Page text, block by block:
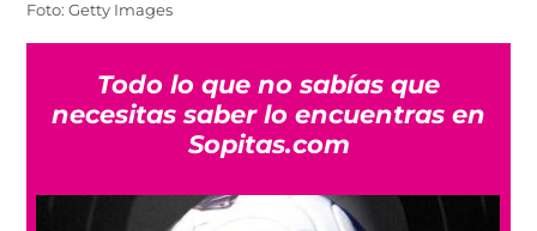
Foto: Getty Images
Todo lo que no sabías que
necesitas saber lo encuentras en
Sopitas.com